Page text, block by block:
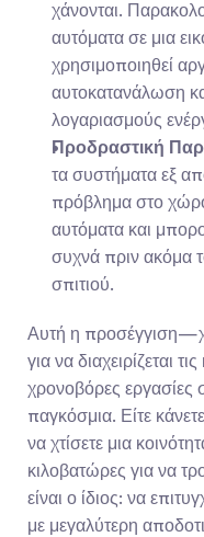
χάνονται.
αυτόματα σε μια
χρησιμοποιηθεί
αυτοκατανάλωση
λογαριασμούς
Προδραστική
τα συστήματα εξ
πρόβλημα στο
αυτόματα και
συχνά πριν ακόμα
σπιτιού.
Αυτή η
για να διαχειρίζεται
χρονοβόρες εργασίες
παγκόσμια. Είτε
να χτίσετε μια
κιλοβατώρες για να
είναι ο ίδιος: να
με μεγαλύτερη